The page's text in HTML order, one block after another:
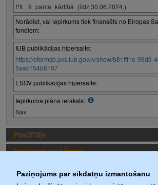
Paziņojums par sīkdatņu izmantošanu
PIL_9_panta_kārtībā_(līdz 30.06.2024.)
Norādiet, vai iepirkums tiek finansēts no Eiropas
fondiem:
IUB publikācijas hipersaite:
https://eformsb.pvs.iub.gov.lv/show/b81fff1e-99d3-
5aac154b8107
ESOV publikācijas hipersaite:
Iepirkuma plāna ieraksts:
Nav
Pasūtītājs
Iepirkuma priekšmets